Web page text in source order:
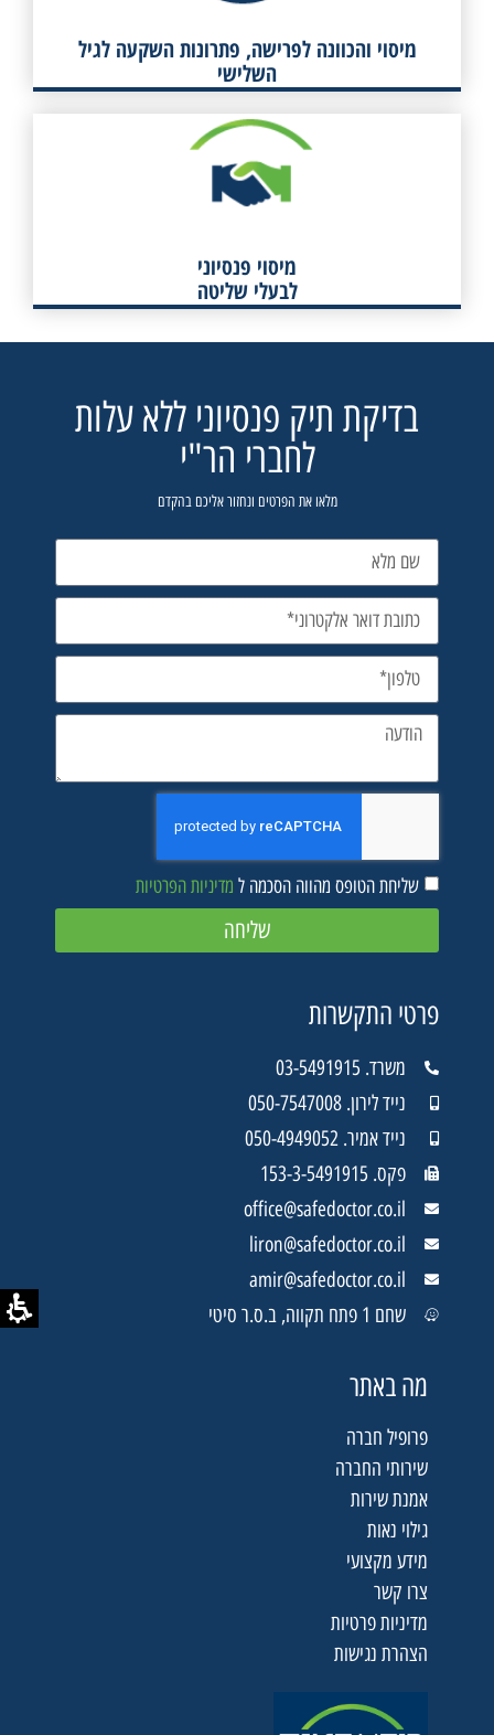
מיסוי והכוונה לפרישה, פתרונות השקעה לגיל
השלישי
מיסוי פנסיוני
לבעלי שליטה
מיסוי פנסיוני
לבעלי שליטה
בדיקת תיק פנסיוני ללא עלות
לחברי הר"י
מלאו את הפרטים ונחזור אליכם בהקדם
שליחת הטופס מהווה הסכמה ל מדיניות הפרטיות
שליחה
פרטי התקשרות
משרד. 03-5491915
נייד לירון. 050-7547008
נייד אמיר. 050-4949052
פקס. 153-3-5491915
office@safedoctor.co.il
liron@safedoctor.co.il
amir@safedoctor.co.il
שחם 1 פתח תקווה, ב.ס.ר סיטי
מה באתר
פרופיל חברה
שירותי החברה
אמנת שירות
קובץ
מסוג
PDF
גילוי נאות
מידע מקצועי
צרו קשר
מדיניות פרטיות
הצהרת נגישות